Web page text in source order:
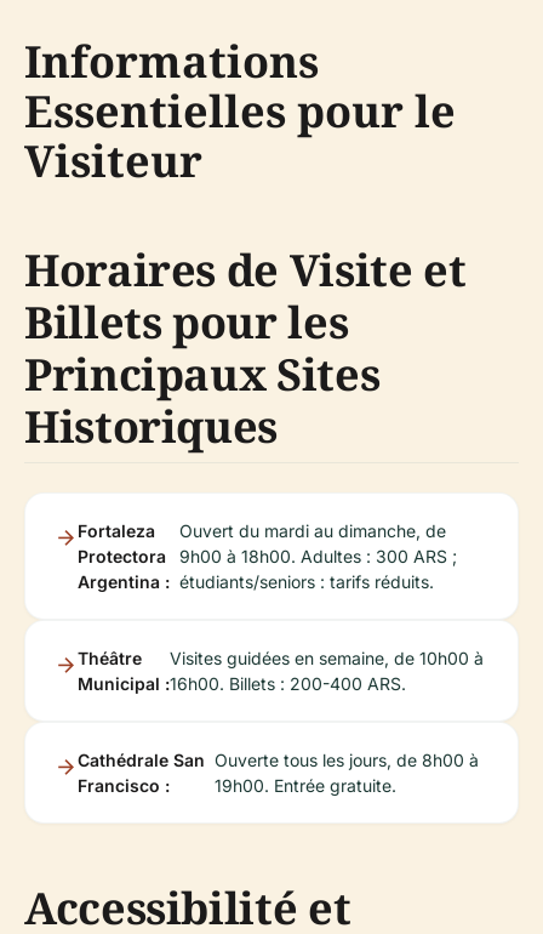
Informations
Essentielles pour le
Visiteur
Horaires de Visite et
Billets pour les
Principaux Sites
Historiques
Fortaleza
Protectora
Argentina :
Ouvert du mardi au dimanche, de
9h00 à 18h00. Adultes : 300 ARS ;
étudiants/seniors : tarifs réduits.
Théâtre
Municipal :
Visites guidées en semaine, de 10h00 à
16h00. Billets : 200-400 ARS.
Cathédrale San
Francisco :
Ouverte tous les jours, de 8h00 à
19h00. Entrée gratuite.
Accessibilité et